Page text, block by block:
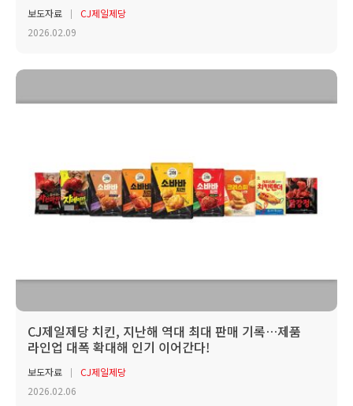
보도자료
CJ제일제당
2026.02.09
CJ제일제당 치킨, 지난해 역대 최대 판매 기록…제품
라인업 대폭 확대해 인기 이어간다!
보도자료
CJ제일제당
2026.02.06